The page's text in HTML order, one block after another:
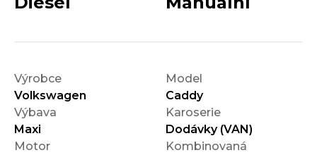
Výrobce
Volkswagen
Model
Caddy
Výbava
Maxi
Karoserie
Dodávky (VAN)
Motor
Kombinovaná